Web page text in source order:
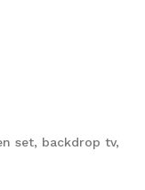
set, backdrop tv,